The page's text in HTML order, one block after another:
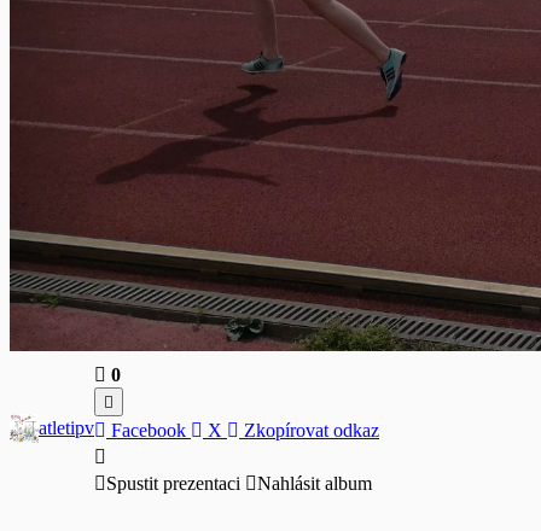
atletipv
0
Facebook X Zkopírovat odkaz
Spustit prezentaci Nahlásit album